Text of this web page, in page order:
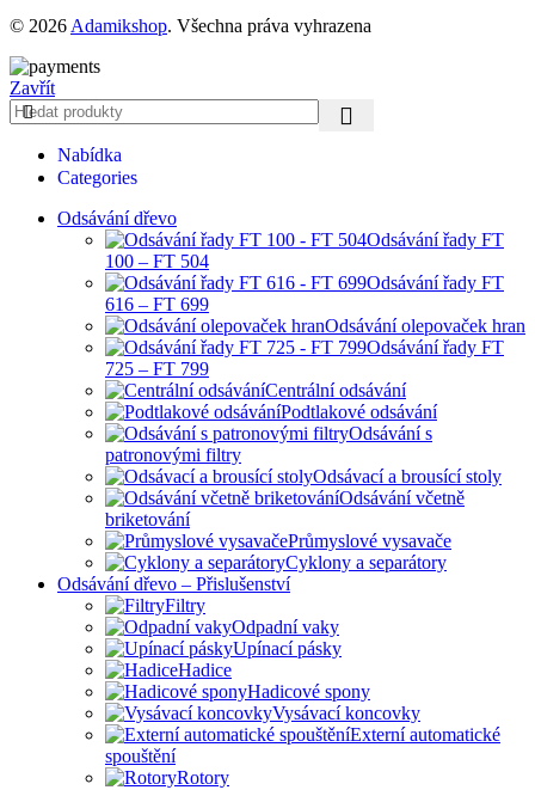
© 2026 Adamikshop. Všechna práva vyhrazena
Zavřít
Nabídka
Categories
Odsávání dřevo
Odsávání řady FT
100 – FT 504
Odsávání řady FT
616 – FT 699
Odsávání olepovaček hran
Odsávání řady FT
725 – FT 799
Centrální odsávání
Podtlakové odsávání
Odsávání s
patronovými filtry
Odsávací a brousící stoly
Odsávání včetně
briketování
Průmyslové vysavače
Cyklony a separátory
Odsávání dřevo – Přislušenství
Filtry
Odpadní vaky
Upínací pásky
Hadice
Hadicové spony
Vysávací koncovky
Externí automatické
spouštění
Rotory